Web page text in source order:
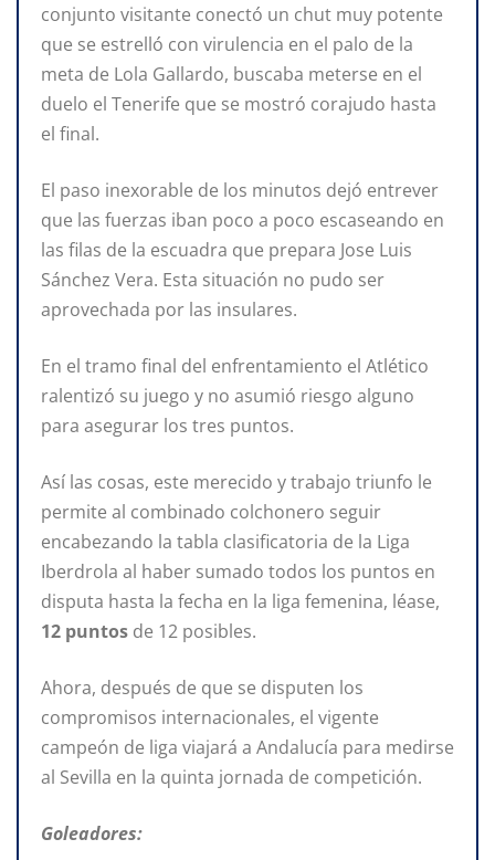
conjunto visitante conectó un chut muy potente
que se estrelló con virulencia en el palo de la
meta de Lola Gallardo, buscaba meterse en el
duelo el Tenerife que se mostró corajudo hasta
el final.
El paso inexorable de los minutos dejó entrever
que las fuerzas iban poco a poco escaseando en
las filas de la escuadra que prepara Jose Luis
Sánchez Vera. Esta situación no pudo ser
aprovechada por las insulares.
En el tramo final del enfrentamiento el Atlético
ralentizó su juego y no asumió riesgo alguno
para asegurar los tres puntos.
Así las cosas, este merecido y trabajo triunfo le
permite al combinado colchonero seguir
encabezando la tabla clasificatoria de la Liga
Iberdrola al haber sumado todos los puntos en
disputa hasta la fecha en la liga femenina, léase,
12 puntos de 12 posibles.
Ahora, después de que se disputen los
compromisos internacionales, el vigente
campeón de liga viajará a Andalucía para medirse
al Sevilla en la quinta jornada de competición.
Goleadores: